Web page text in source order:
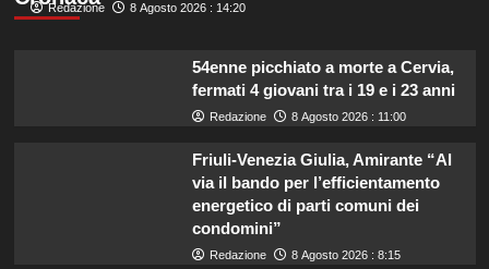
“Pressione alta, nausea e mal di
testa, ho temuto il peggio.”
Redazione 8 Agosto 2026 : 14:20
54enne picchiato a morte a Cervia,
fermati 4 giovani tra i 19 e i 23 anni
Redazione 8 Agosto 2026 : 11:00
Friuli-Venezia Giulia, Amirante “Al
via il bando per l’efficientamento
energetico di parti comuni dei
condomini”
Redazione 8 Agosto 2026 : 8:15